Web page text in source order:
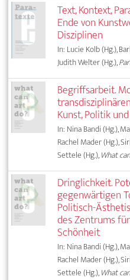
Text, Kontext,
Ende von
Disziplinen
In: Lucie Kolb (Hg.),
Judith Welter (Hg.),
Begriffsarbeit.
Kunst, Politik
In: Nina Bandi (Hg.),
Rachel Mader (Hg.),
Settele (Hg.),What
Dringlichkeit.
gegenwärtigen
Politisch-
des Zentrums
Schönheit
In: Nina Bandi (Hg.),
Rachel Mader (Hg.),
Settele (Hg.),What